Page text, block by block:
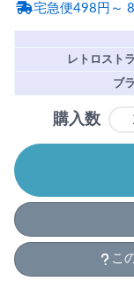
宅急便498円～
レトロスト
ブ
購入数
こ